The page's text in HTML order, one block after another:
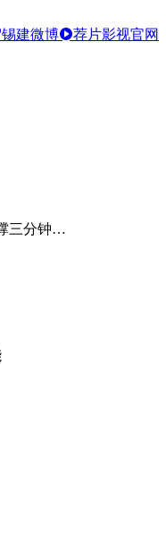
建微博
荐片影视官网
三分钟…